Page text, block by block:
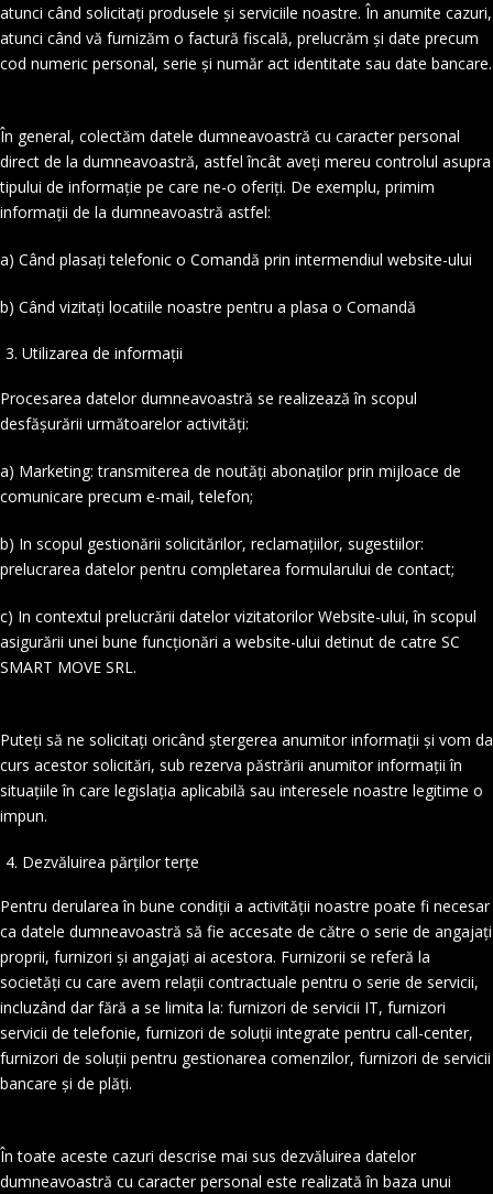
atunci când solicitați produsele și serviciile noastre. În anumite cazuri,
atunci când vă furnizăm o factură fiscală, prelucrăm și date precum
cod numeric personal, serie și număr act identitate sau date bancare.
În general, colectăm datele dumneavoastră cu caracter personal
direct de la dumneavoastră, astfel încât aveți mereu controlul asupra
tipului de informație pe care ne-o oferiți. De exemplu, primim
informații de la dumneavoastră astfel:
a) Când plasați telefonic o Comandă prin intermendiul website-ului
b) Când vizitați locatiile noastre pentru a plasa o Comandă
Utilizarea de informații
Procesarea datelor dumneavoastră se realizează în scopul
desfășurării următoarelor activități:
a) Marketing: transmiterea de noutăți abonaților prin mijloace de
comunicare precum e-mail, telefon;
b) In scopul gestionării solicitărilor, reclamațiilor, sugestiilor:
prelucrarea datelor pentru completarea formularului de contact;
c) In contextul prelucrării datelor vizitatorilor Website-ului, în scopul
asigurării unei bune funcționări a website-ului detinut de catre SC
SMART MOVE SRL.
Puteți să ne solicitați oricând ștergerea anumitor informații și vom da
curs acestor solicitări, sub rezerva păstrării anumitor informații în
situațiile în care legislația aplicabilă sau interesele noastre legitime o
impun.
Dezvăluirea părților terțe
Pentru derularea în bune condiții a activității noastre poate fi necesar
ca datele dumneavoastră să fie accesate de către o serie de angajați
proprii, furnizori și angajați ai acestora. Furnizorii se referă la
societăți cu care avem relații contractuale pentru o serie de servicii,
incluzând dar fără a se limita la: furnizori de servicii IT, furnizori
servicii de telefonie, furnizori de soluții integrate pentru call-center,
furnizori de soluții pentru gestionarea comenzilor, furnizori de servicii
bancare și de plăți.
În toate aceste cazuri descrise mai sus dezvăluirea datelor
dumneavoastră cu caracter personal este realizată în baza unui